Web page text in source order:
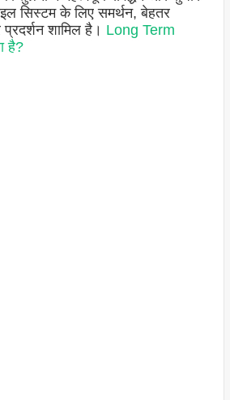
सिस्टम के लिए समर्थन, बेहतर
शामिल है। Long Term
है?